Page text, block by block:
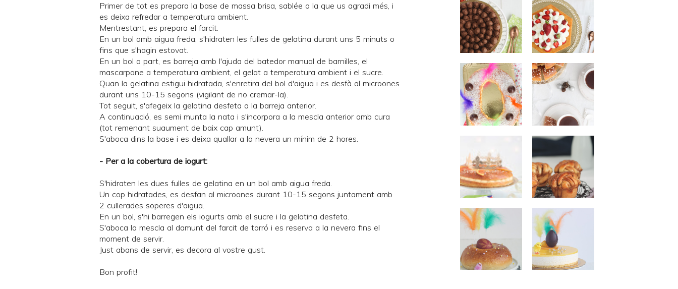
Primer de tot es prepara la base de massa brisa, sablée o la que us agradi més, i
es deixa refredar a temperatura ambient.
Mentrestant, es prepara el farcit.
En un bol amb aigua freda, s'hidraten les fulles de gelatina durant uns 5 minuts o
fins que s'hagin estovat.
En un bol a part, es barreja amb l'ajuda del batedor manual de barnilles, el
mascarpone a temperatura ambient, el gelat a temperatura ambient i el sucre.
Quan la gelatina estigui hidratada, s'enretira del bol d'aigua i es desfà al microones
durant uns 10-15 segons (vigilant de no cremar-la).
Tot seguit, s'afegeix la gelatina desfeta a la barreja anterior.
A continuació, es semi munta la nata i s'incorpora a la mescla anterior amb cura
(tot remenant suaument de baix cap amunt).
S'aboca dins la base i es deixa quallar a la nevera un mínim de 2 hores.
- Per a la cobertura de iogurt:
S'hidraten les dues fulles de gelatina en un bol amb aigua freda.
Un cop hidratades, es desfan al microones durant 10-15 segons juntament amb
2 cullerades soperes d'aigua.
En un bol, s'hi barregen els iogurts amb el sucre i la gelatina desfeta.
S'aboca la mescla al damunt del farcit de torró i es reserva a la nevera fins el
moment de servir.
Just abans de servir, es decora al vostre gust.
Bon profit!